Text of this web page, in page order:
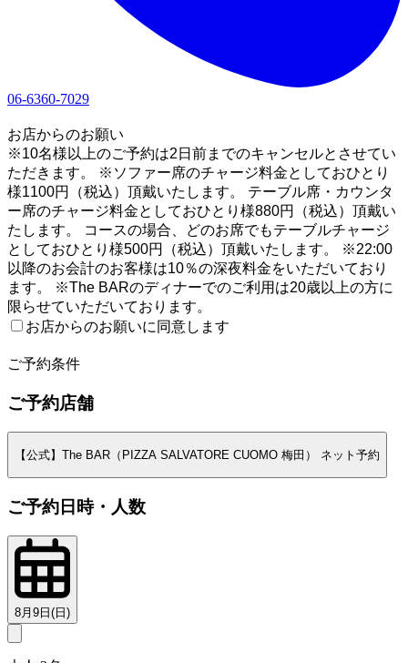
06-6360-7029
お店からのお願い
※10名様以上のご予約は2日前までのキャンセルとさせてい
ただきます。 ※ソファー席のチャージ料金としておひとり
様1100円（税込）頂戴いたします。 テーブル席・カウンタ
ー席のチャージ料金としておひとり様880円（税込）頂戴い
たします。 コースの場合、どのお席でもテーブルチャージ
としておひとり様500円（税込）頂戴いたします。 ※22:00
以降のお会計のお客様は10％の深夜料金をいただいており
ます。 ※The BARのディナーでのご利用は20歳以上の方に
限らせていただいております。
お店からのお願いに同意します
ご予約条件
ご予約店舗
【公式】The BAR（PIZZA SALVATORE CUOMO 梅田） ネット予約
ご予約日時・人数
8月9日(日)